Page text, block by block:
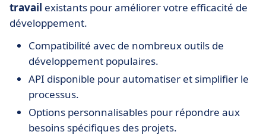
travail existants pour améliorer votre efficacité de
développement.
Compatibilité avec de nombreux outils de
développement populaires.
API disponible pour automatiser et simplifier le
processus.
Options personnalisables pour répondre aux
besoins spécifiques des projets.